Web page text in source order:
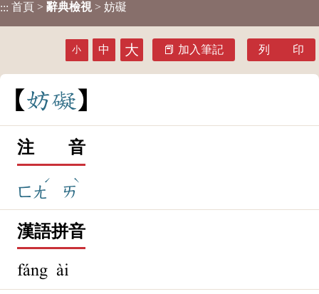
::: 首頁 > 辭典檢視 > 妨礙
小 中 大 加入筆記 列 印
妨礙
注 音
ㄈㄤ
ˊ
ㄞ
ˋ
漢語拼音
fáng ài